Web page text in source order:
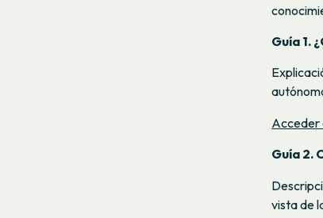
Guía 1.
Acceder
Guía 2.
vista de